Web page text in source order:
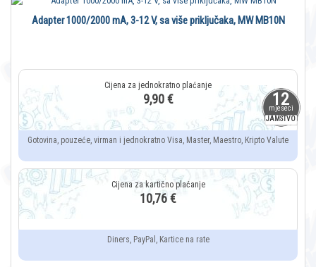
12
mjeseci
JAMSTVO
Adapter 1000/2000 mA, 3-12 V, sa više priključaka, MW MB10N
9,90 €
Gotovina, pouzeće, virman i jednokratno Visa, Master, Maestro, Kripto Valute
10,76 €
Diners, PayPal, Kartice na rate